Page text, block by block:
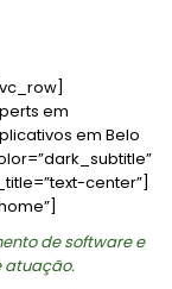
em
em Belo
center”]
de software e
atuação.